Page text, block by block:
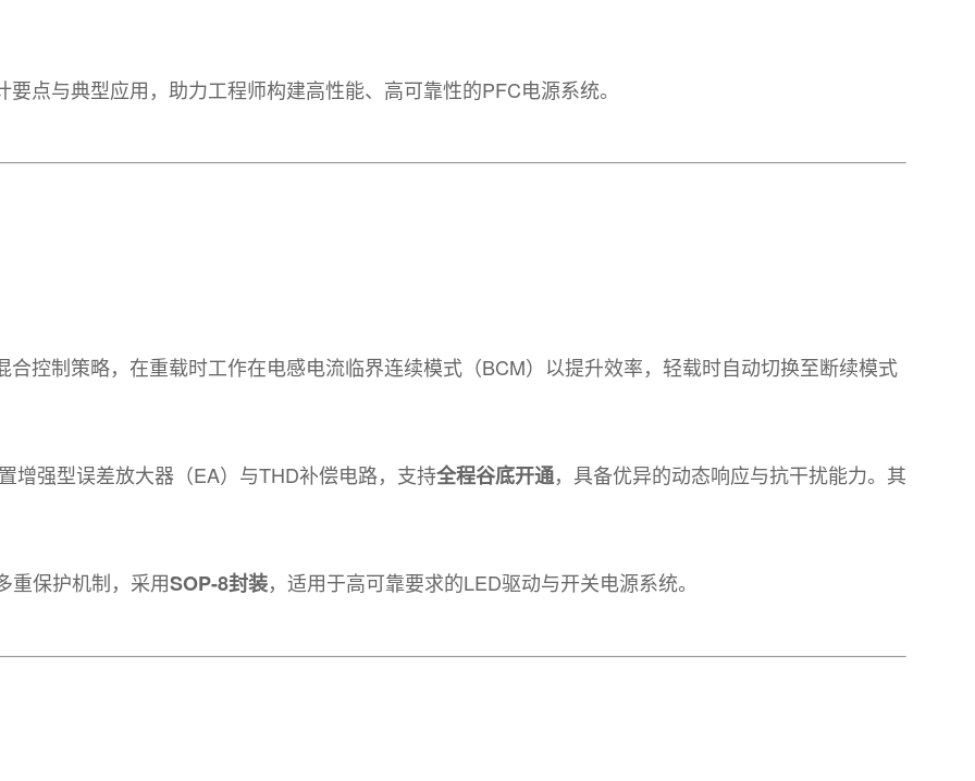
点与典型应用，助力工程师构建高性能、高可靠性的PFC电源系统。
合控制策略，在重载时工作在电感电流临界连续模式（BCM）以提升效率，轻载时自动切换至断续模式
增强型误差放大器（EA）与THD补偿电路，支持全程谷底开通，具备优异的动态响应与抗干扰能力。其
重保护机制，采用SOP-8封装，适用于高可靠要求的LED驱动与开关电源系统。